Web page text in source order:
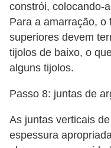
constrói, colocando-
Para a amarração, o
superiores devem
tijolos de baixo, o
alguns tijolos.
Passo 8: juntas de
As juntas verticais
espessura